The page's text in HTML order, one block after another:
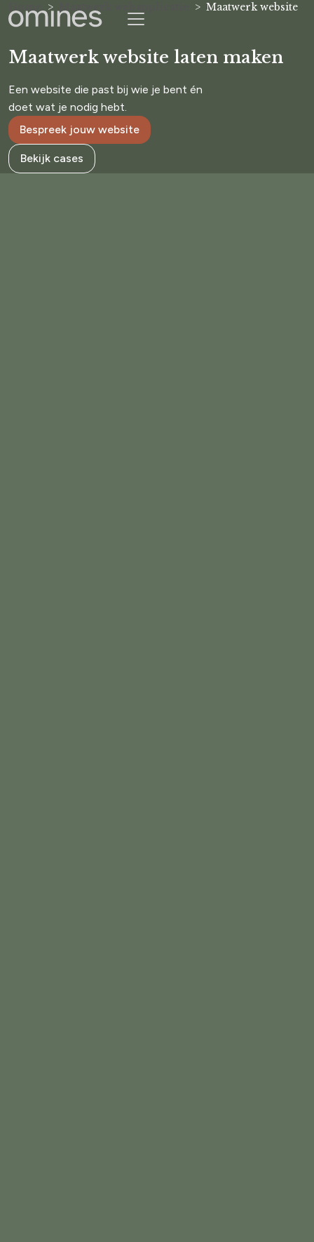
Maatwerk website
Maatwerk website laten maken
Een website die past bij wie je bent én
doet wat je nodig hebt.
Bespreek jouw website
Bekijk cases